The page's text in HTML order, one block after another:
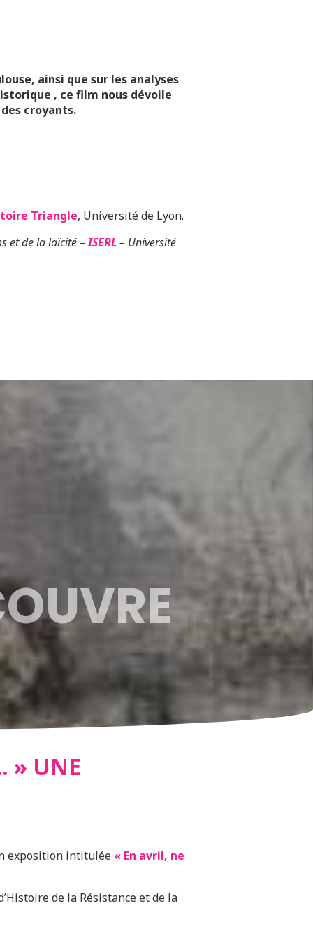
ainsi que sur les analyses
, ce film nous dévoile
croyants.
Triangle, Université de Lyon.
et de la laïcité –ISERL– Université
» UNE
exposition intitulée « En avril, ne
de la Résistance et de la